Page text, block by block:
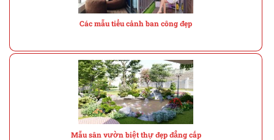
Các mẫu tiểu cảnh ban công đẹp
Mẫu sân vườn biệt thự đẹp đẳng cấp